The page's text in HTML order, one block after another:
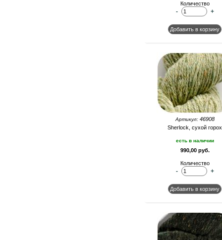
Количество
- +
Артикул: 46908
Sherlock, сухой горох
есть в наличии
990,00 руб.
Количество
- +